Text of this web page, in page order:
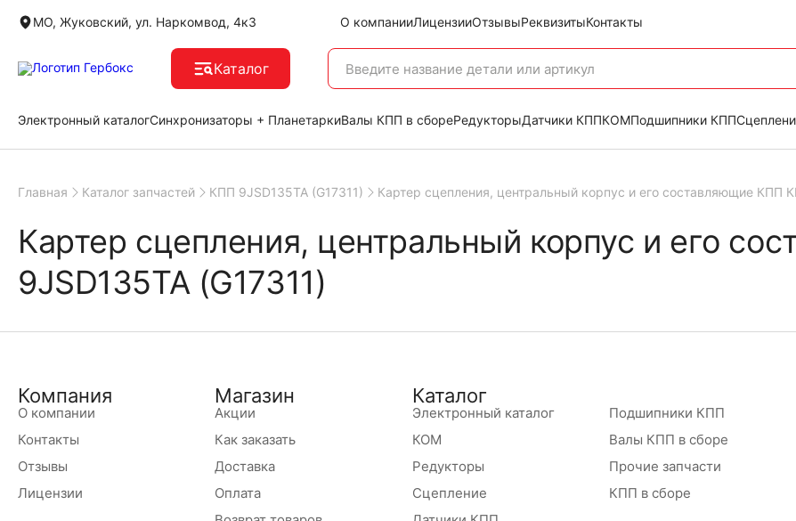
МО, Жуковский, ул. Наркомвод, 4к3 О компанииЛицензииОтзывыРеквизитыКонтакты
Каталог
Электронный каталогСинхронизаторы + ПланетаркиВалы КПП в сбореРедукторыДатчики КППКОМПодшипники КПП
Главная Каталог запчастей КПП 9JSD135TA (G17311) Картер сцепления, центральный корпус и его составляющие КПП
Картер сцепления, центральный корпус и его
9JSD135TA (G17311)
Компания
О компании
Контакты
Отзывы
Лицензии
Магазин
Акции
Как заказать
Доставка
Оплата
Каталог
Электронный каталог
КОМ
Редукторы
Сцепление
Подшипники КПП
Валы КПП в сборе
Прочие запчасти
КПП в сборе